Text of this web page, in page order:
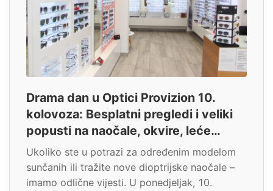
Drama dan u Optici Provizion 10.
kolovoza: Besplatni pregledi i veliki
popusti na naočale, okvire, leće…
Ukoliko ste u potrazi za određenim modelom
sunčanih ili tražite nove dioptrijske naočale –
imamo odlične vijesti. U ponedjeljak, 10.